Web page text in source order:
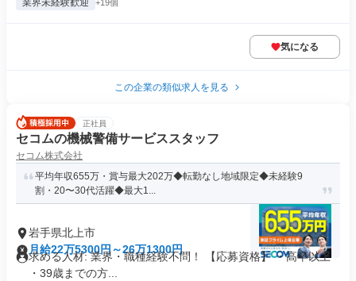
業界未経験歓迎 +19個
気になる
この企業の類似求人を見る
正社員
セコムの機械警備サービススタッフ
セコム株式会社
平均年収655万・賞与最大202万◆転勤なし地域限定◆未経験9
割・20〜30代活躍◆最大1...
岩手県北上市
月給22万5300円～26万1300円
求める人材: 業界・職種経験不問！ 【応募資格】 ・高卒以上
・39歳までの方...